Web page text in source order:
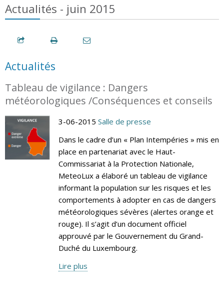
Actualités - juin 2015
Actualités
Tableau de vigilance : Dangers
météorologiques /Conséquences et conseils
3-06-2015 Salle de presse
Dans le cadre d’un « Plan Intempéries » mis en
place en partenariat avec le Haut-
Commissariat à la Protection Nationale,
MeteoLux a élaboré un tableau de vigilance
informant la population sur les risques et les
comportements à adopter en cas de dangers
météorologiques sévères (alertes orange et
rouge). Il s’agit d’un document officiel
approuvé par le Gouvernement du Grand-
Duché du Luxembourg.
Lire plus